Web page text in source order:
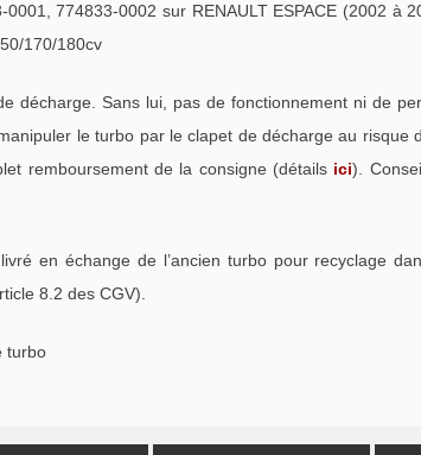
774833-0002 sur RENAULT ESPACE (2002
170/180cv
décharge. Sans lui, pas de fonctionnement ni de
le turbo par le clapet de décharge au
remboursement de la consigne (détails ici).
en échange de l’ancien turbo pour recyclage
8.2 des CGV).
turbo